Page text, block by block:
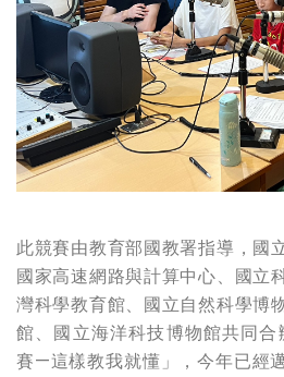
此競賽由教育部國教署指導，國
國家高速網路與計算中心、國立
灣科學教育館、國立自然科學博
館、國立海洋科技博物館共同
賽—這樣教我就懂」，今年已經